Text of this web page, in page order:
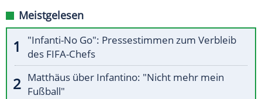
Meistgelesen
"Infanti-No Go": Pressestimmen zum Verbleib
des FIFA-Chefs
Matthäus über Infantino: "Nicht mehr mein
Fußball"